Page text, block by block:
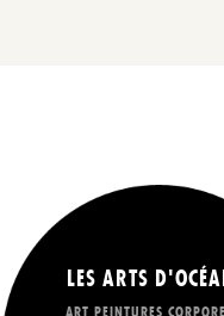
LES ARTS
ART PEINTURES